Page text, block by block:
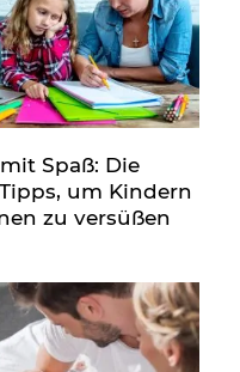
Spaß: Die
um Kindern
zu versüßen